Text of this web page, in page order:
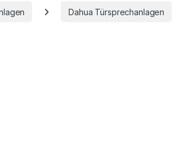
Dahua Türsprechanlagen